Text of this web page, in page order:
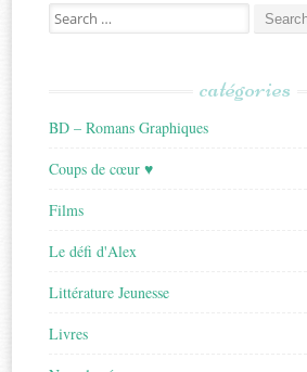
Search
for:
catégories
BD – Romans Graphiques
Coups de cœur ♥
Films
Le défi d'Alex
Littérature Jeunesse
Livres